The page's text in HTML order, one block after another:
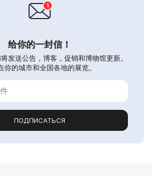
给你的一封信！
发送公告，博客，促销和博物馆更新。
你的城市和全国各地的展览。
ПОДПИСАТЬСЯ